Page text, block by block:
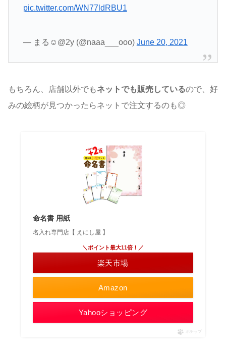
pic.twitter.com/WN77ldRBU1
— まる☺︎@2y (@naaa___ooo) June 20, 2021
もちろん、店舗以外でもネットでも販売しているので、好
みの絵柄が見つかったらネットで注文するのも◎
命名書 用紙
名入れ専門店【 えにし屋 】
Amazon
＼ポイント最大11倍！／
楽天市場
Yahooショッピング
ポチップ